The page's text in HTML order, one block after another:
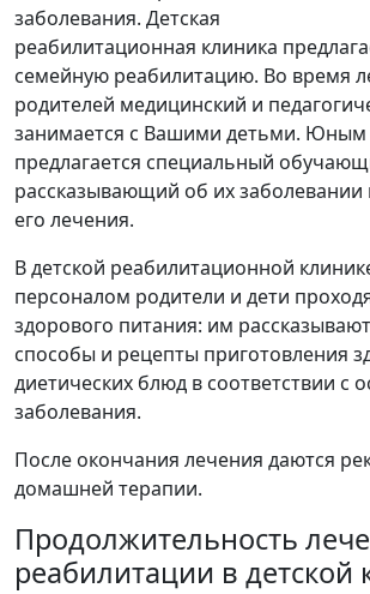
заболевания. Детская
реабилитационная клиника
семейную реабилитацию. Во время
родителей медицинский и
занимается с Вашими детьми. Юным
предлагается специальный
рассказывающий об их заболевании
его лечения.
В детской реабилитационной
персоналом родители и дети
здорового питания: им
способы и рецепты приготовления
диетических блюд в соответствии с
заболевания.
После окончания лечения даются
домашней терапии.
Продолжительность
реабилитации в детской